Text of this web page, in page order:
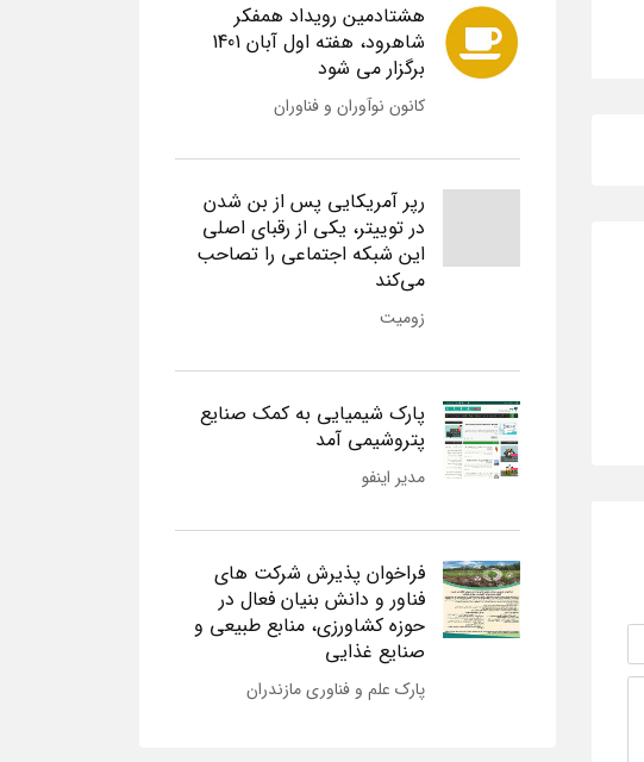
هشتادمین رویداد همفکر
شاهرود، هفته اول آبان 1401
برگزار می شود
کانون نوآوران و فناوران
رپر آمریکایی پس از بن شدن
در توییتر، یکی از رقبای اصلی
این شبکه اجتماعی را تصاحب
می‌کند
زومیت
پارک شیمیایی به کمک صنایع
پتروشیمی آمد
مدیر اینفو
فراخوان پذیرش شرکت های
فناور و دانش بنیان فعال در
حوزه کشاورزی، منابع طبیعی و
صنایع غذایی
پارک علم و فناوری مازندران